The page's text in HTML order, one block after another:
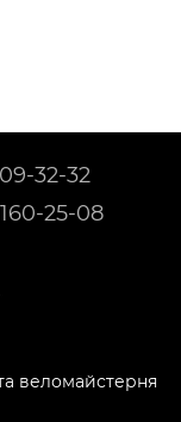
32-32
25-08
веломайстерня